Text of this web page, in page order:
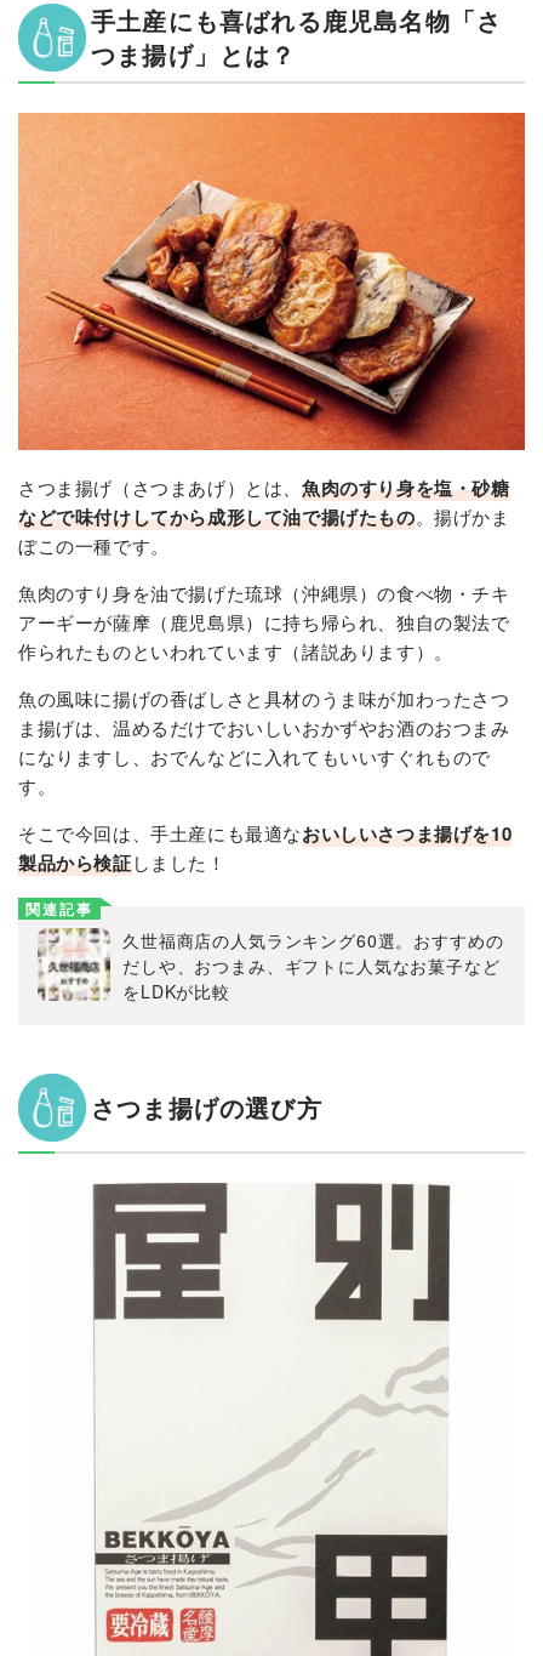
さつま揚げの売れ筋ランキングもチェック！
手土産にも喜ばれる鹿児島名物「さ
つま揚げ」とは？
さつま揚げ（さつまあげ）とは、 魚肉のすり身を塩・砂糖
などで味付けしてから成形して油で揚げたもの。揚げかま
ぼこの一種です。
魚肉のすり身を油で揚げた琉球（沖縄県）の食べ物・チキ
アーギーが薩摩（鹿児島県）に持ち帰られ、独自の製法で
作られたものといわれています（諸説あります）。
魚の風味に揚げの香ばしさと具材のうま味が加わったさつ
ま揚げは、温めるだけでおいしいおかずやお酒のおつまみ
になりますし、おでんなどに入れてもいいすぐれもので
す。
そこで今回は、手土産にも最適なおいしいさつま揚げを10
製品から検証しました！
関連記事
久世福商店の人気ランキング60選。おすすめの
だしや、おつまみ、ギフトに人気なお菓子など
をLDKが比較
さつま揚げの選び方